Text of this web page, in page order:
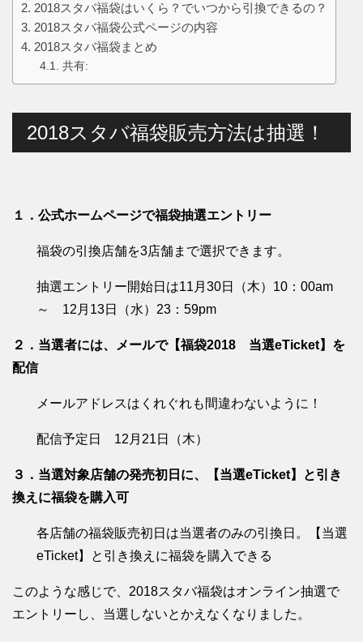
2018スタバ福袋はいくら？でいつから引換できるの？
2018スタバ福袋公式ページの内容
2018スタバ福袋まとめ
共有:
2018スタバ福袋販売方法は抽選！
１．公式ホームページで福袋抽選エントリー
福袋の引換店舗を3店舗まで選択できます。
抽選エントリー開始日は11月30日（木）10：00am
～ 12月13日（水）23：59pm
２．当選者には、メールで【福袋2018 当選eTicket】を
配信
メールアドレスはくれぐれも間違わないように！
配信予定日 12月21日（木）
３．当選対象店舗の発売初日に、【当選eTicket】と引き
換えに福袋を購入可
各店舗の福袋販売初日は当選者のみの引換日。【当選
eTicket】と引き換えに福袋を購入できる
このような感じで、2018スタバ福袋はオンライン抽選で
エントリーし、当選しないとかえなくなりました。